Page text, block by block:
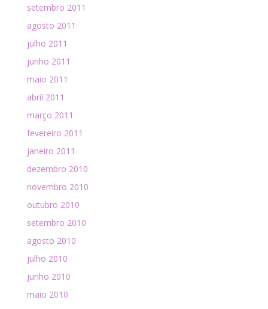
setembro 2011
agosto 2011
julho 2011
junho 2011
maio 2011
abril 2011
março 2011
fevereiro 2011
janeiro 2011
dezembro 2010
novembro 2010
outubro 2010
setembro 2010
agosto 2010
julho 2010
junho 2010
maio 2010